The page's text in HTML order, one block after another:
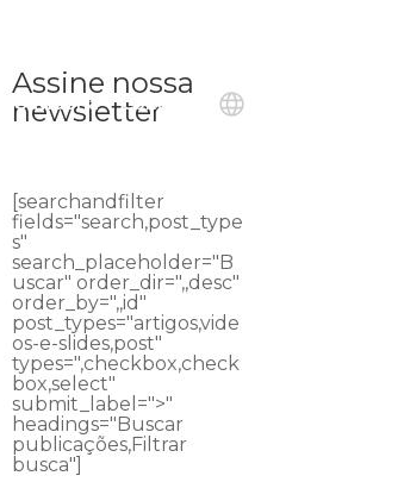
Ouvidoria Contato
Assine nossa
newsletter
[searchandfilter
fields="search,post_type
s"
search_placeholder="B
uscar" order_dir=",,desc"
order_by=",,id"
post_types="artigos,vide
os-e-slides,post"
types=",checkbox,check
box,select"
submit_label=">"
headings="Buscar
publicações,Filtrar
busca"]